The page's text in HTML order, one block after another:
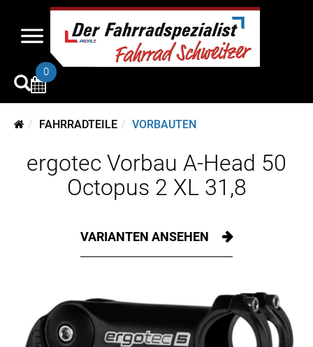
0
FAHRRADTEILE VORBAUTEN
ergotec Vorbau A-Head 50
Octopus 2 XL 31,8
VARIANTEN ANSEHEN